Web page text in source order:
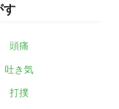
す
頭痛
吐き気
打撲